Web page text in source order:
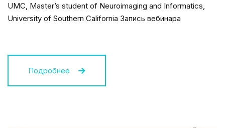
UMC, Master’s student of Neuroimaging and Informatics,
University of Southern California Запись вебинара
Подробнее